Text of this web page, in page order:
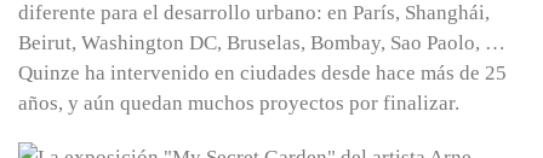
diferente para el desarrollo urbano: en París, Shanghái,
Beirut, Washington DC, Bruselas, Bombay, Sao Paolo, …
Quinze ha intervenido en ciudades desde hace más de 25
años, y aún quedan muchos proyectos por finalizar.